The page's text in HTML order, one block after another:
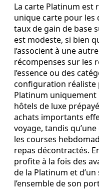
La carte Platinum est
unique carte pour les
taux de gain de base
est modeste, si bien
l’associent à une
récompenses sur les
l’essence ou des
configuration réaliste
Platinum uniquement
hôtels de luxe
achats importants
voyage, tandis
les courses
repas décontractés.
profite à la fois des
de la Platinum et
l’ensemble de son